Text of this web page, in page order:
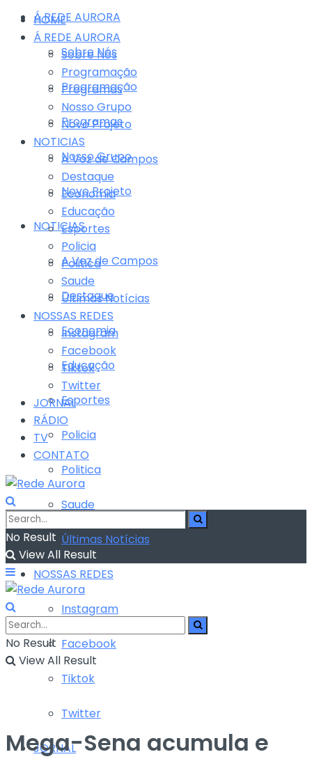
Á REDE AURORA
Sobre Nós
Programação
Programas
Nosso Grupo
Novo Projeto
NOTICIAS
A Voz de Campos
Destaque
Economia
Educação
Esportes
Policia
Politica
Saude
Últimas Notícias
NOSSAS REDES
Instagram
Facebook
Tiktok
Twitter
JORNAL
HOME
Á REDE AURORA
Sobre Nós
Programação
Programas
Nosso Grupo
Novo Projeto
NOTICIAS
A Voz de Campos
Destaque
Economia
Educação
Esportes
Policia
Politica
Saude
Últimas Notícias
NOSSAS REDES
Instagram
Facebook
Tiktok
Twitter
JORNAL
RÁDIO
TV
CONTATO
No Result
View All Result
No Result
View All Result
Mega-Sena acumula e